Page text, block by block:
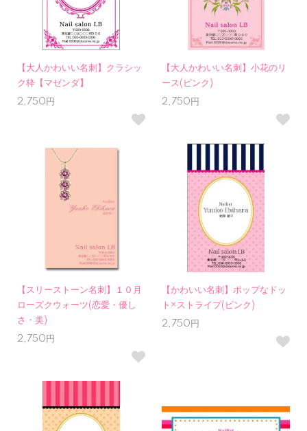
【大人かわいい名刺】クラシッ
ク枠【マゼンダ】
2,750円
【大人かわいい名刺】小花のリ
ース(ピンク)
2,750円
【スリーストーン名刺】１０月
ローズクウォーツ(恋愛・優し
さ・美)
2,750円
【かわいい名刺】ポップなドッ
ト×ストライプ(ピンク)
2,750円